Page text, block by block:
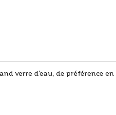
verre d'eau, de préférence en